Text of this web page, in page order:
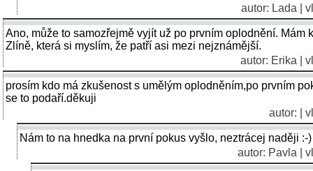
autor: Lada |
Ano, může to samozřejmě vyjít už po prvním oplodnění. Mám
Zlíně, která si myslím, že patří asi mezi nejznámější.
autor: Erika |
prosím kdo má zkušenost s umělým oplodněním,po prvním
se to podaří.děkuji
autor: |
Nám to na hnedka na první pokus vyšlo, neztrácej naději :-)
autor: Pavla |